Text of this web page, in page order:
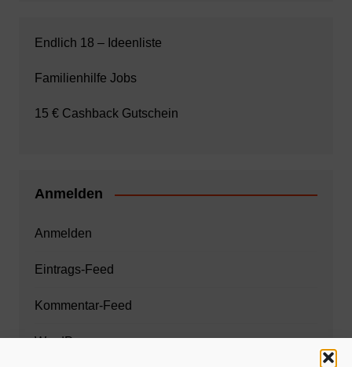
Endlich 18 – Ideenliste
Familienhilfe Jobs
15 € Cashback Gutschein
Anmelden
Anmelden
Eintrags-Feed
Kommentar-Feed
WordPress.org